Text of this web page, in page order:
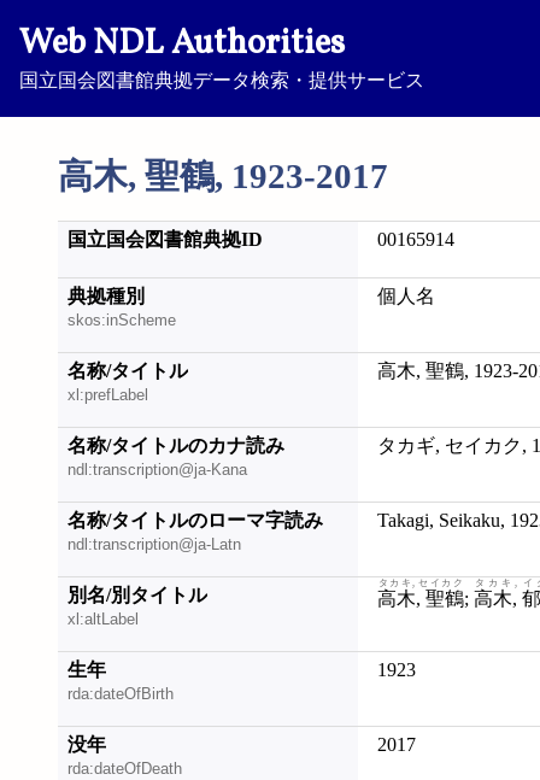
Web NDL Authorities
国立国会図書館典拠データ検索・提供サービス
高木, 聖鶴, 1923-2017
国立国会図書館典拠ID 00165914
典拠種別
skos:inScheme
個人名
名称/タイトル
xl:prefLabel
高木, 聖鶴, 1923-
名称/タイトルのカナ読み
ndl:transcription@ja-Kana
タカギ, セイカク,
名称/タイトルのローマ字読み
ndl:transcription@ja-Latn
Takagi, Seikaku,
別名/別タイトル
xl:altLabel
高木, 聖鶴
タカキ, セイカク
; 高木,
タカキ, イ
生年
rda:dateOfBirth
1923
没年
rda:dateOfDeath
2017